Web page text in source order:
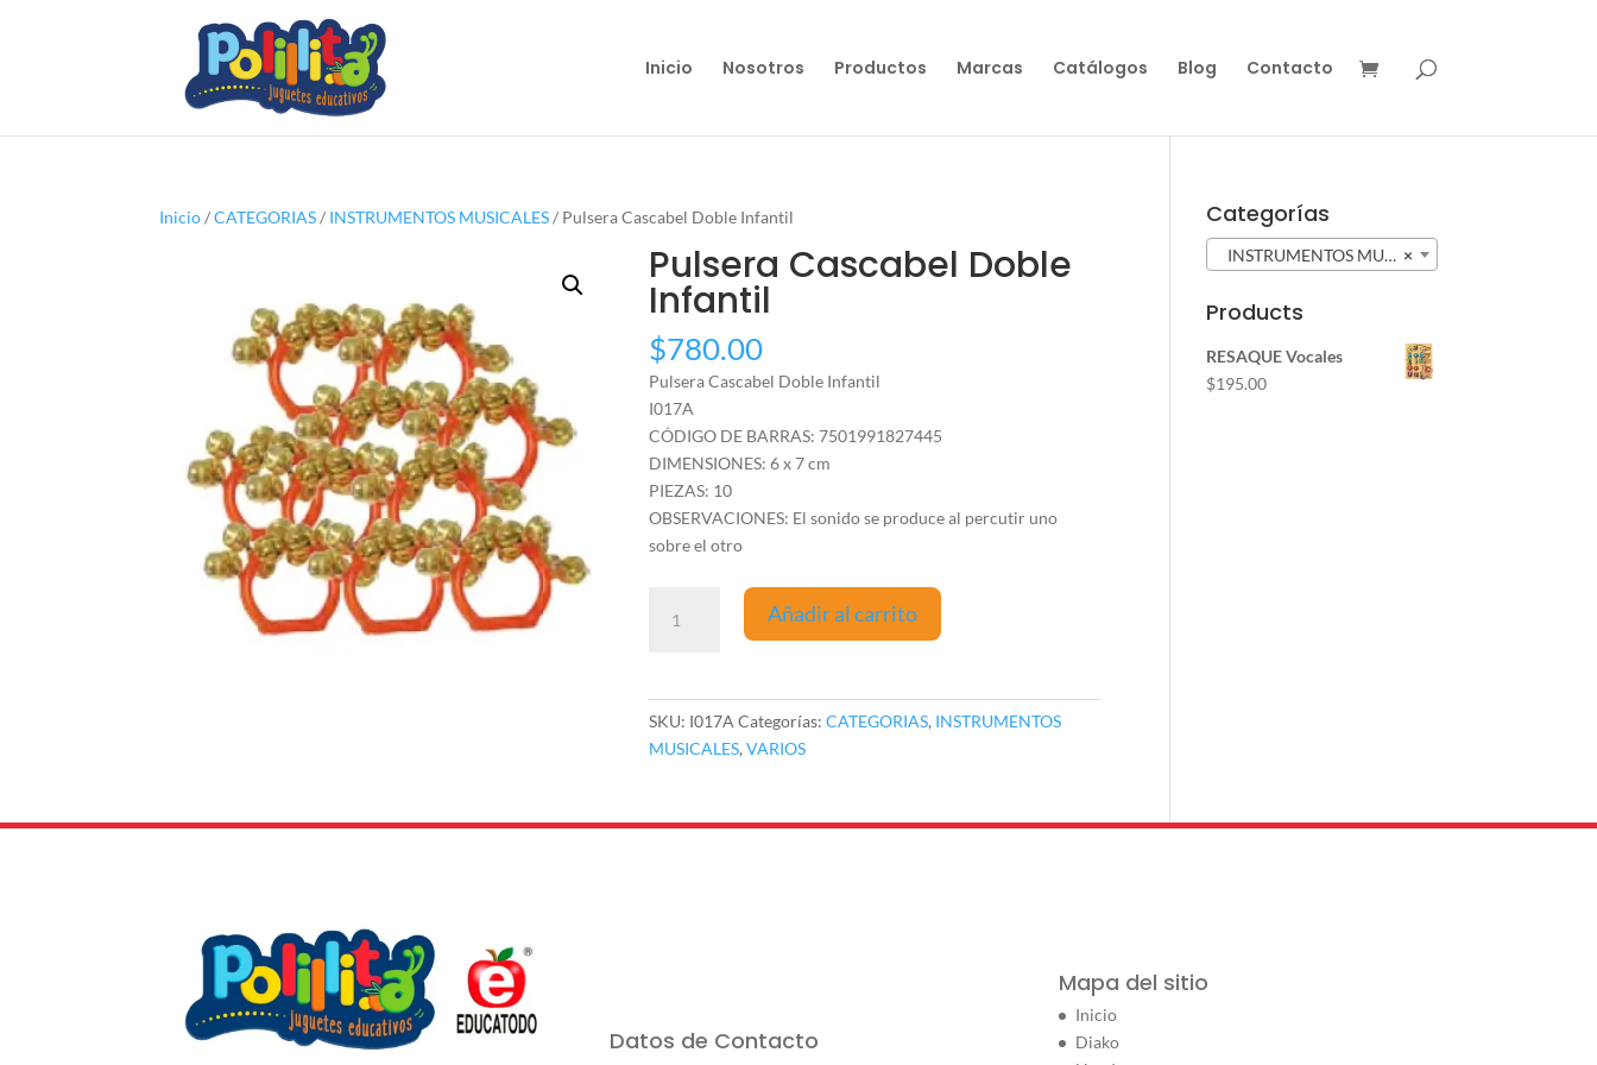
Inicio Nosotros Productos Marcas Catálogos Blog Contacto
Inicio/CATEGORIAS/ INSTRUMENTOS MUSICALES/ Pulsera Cascabel Doble Infantil
Pulsera Cascabel Doble
Infantil
$780.00
Pulsera Cascabel Doble Infantil
I017A
CÓDIGO DE BARRAS: 7501991827445
DIMENSIONES: 6 x 7 cm
PIEZAS: 10
OBSERVACIONES: El sonido se produce al percutir uno
sobre el otro
Cascabel
Añadir al carrito
SKU: I017A Categorías:CATEGORIAS, INSTRUMENTOS
MUSICALES,VARIOS
Categorías
×
INSTRUMENTOS MUSICALES (61)
Products
RESAQUE Vocales
$195.00
Datos de Contacto
Mapa del sitio
Inicio
Diako